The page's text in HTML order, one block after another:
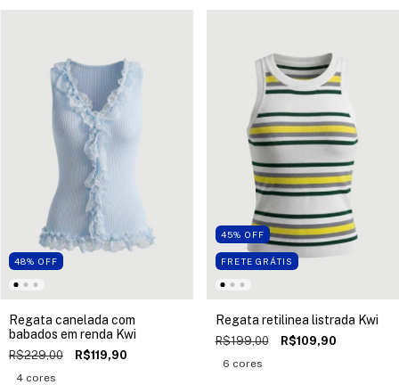
48% OFF
Regata canelada com
babados em renda Kwi
R$229,00 R$119,90
4 cores
45% OFF
FRETE GRÁTIS
Regata retilinea listrada Kwi
R$199,00 R$109,90
6 cores